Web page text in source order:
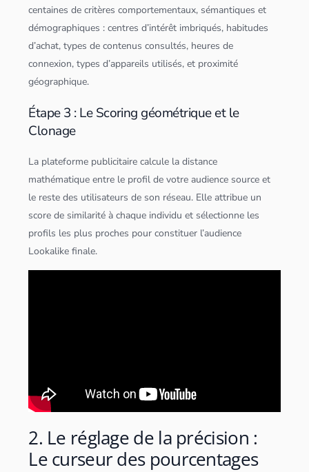
centaines de critères comportementaux, sémantiques et
démographiques : centres d’intérêt imbriqués, habitudes
d’achat, types de contenus consultés, heures de
connexion, types d’appareils utilisés, et proximité
géographique.
Étape 3 : Le Scoring géométrique et le
Clonage
La plateforme publicitaire calcule la distance
mathématique entre le profil de votre audience source et
le reste des utilisateurs de son réseau. Elle attribue un
score de similarité à chaque individu et sélectionne les
profils les plus proches pour constituer l’audience
Lookalike finale.
2. Le réglage de la précision :
Le curseur des pourcentages